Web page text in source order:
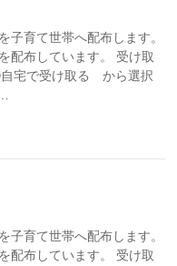
子育て世帯へ配布します。
配布しています。 受け取
宅で受け取る から選択
子育て世帯へ配布します。
配布しています。 受け取